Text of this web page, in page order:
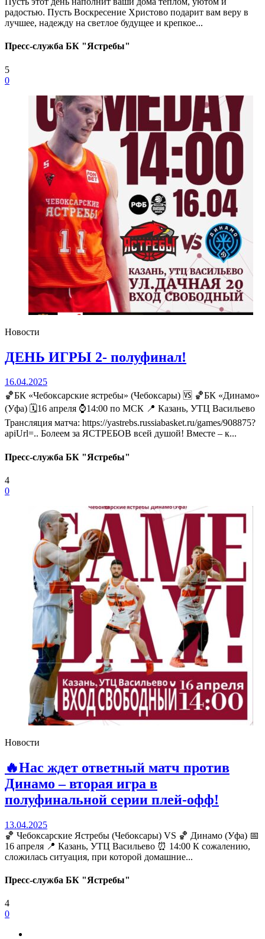
радостью. Пусть Воскресение Христово подарит вам веру в
лучшее, надежду на светлое будущее и крепкое...
Пресс-служба БК "Ястребы"
5
0
Новости
ДЕНЬ ИГРЫ 2- полуфинал!
16.04.2025
🏀БК «Чебоксарские ястребы» (Чебоксары) 🆚 🏀БК «Динамо»
(Уфа) 🗓16 апреля ⌚14:00 по МСК 📍 Казань, УТЦ Васильево
Трансляция матча: https://yastrebs.russiabasket.ru/games/908875?
apiUrl=.. Болеем за ЯСТРЕБОВ всей душой! Вместе – к...
Пресс-служба БК "Ястребы"
4
0
Новости
🔥Нас ждет ответный матч против
Динамо – вторая игра в
полуфинальной серии плей-офф!
13.04.2025
🏀 Чебоксарские Ястребы (Чебоксары) VS 🏀 Динамо (Уфа) 📅
16 апреля 📍 Казань, УТЦ Васильево ⏰ 14:00 К сожалению,
сложилась ситуация, при которой домашние...
Пресс-служба БК "Ястребы"
4
0